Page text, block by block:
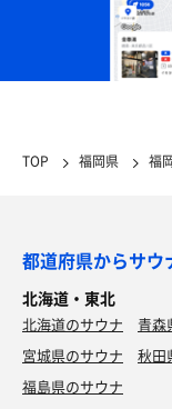
TOP 福岡県 福
都道府県からサウ
北海道・東北
北海道のサウナ 青森
宮城県のサウナ
秋田
福島県のサウナ